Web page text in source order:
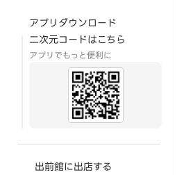
アプリダウンロード
二次元コードはこちら
アプリでもっと便利に
出前館に出店する